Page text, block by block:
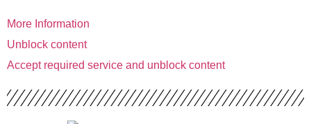
More Information
Unblock content
Accept required service and unblock content